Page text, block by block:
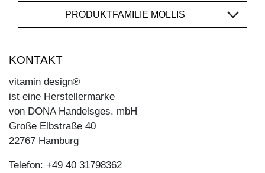
PRODUKTFAMILIE MOLLIS
KONTAKT
vitamin design®
ist eine Herstellermarke
von DONA Handelsges. mbH
Große Elbstraße 40
22767 Hamburg
Telefon: +49 40 31798362